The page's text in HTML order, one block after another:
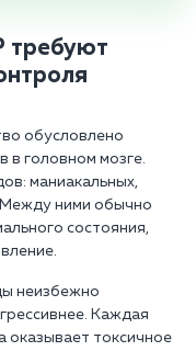
требуют
обусловлено
в головном мозге.
маниакальных,
Между ними обычно
состояния,
неизбежно
Каждая
оказывает токсичное